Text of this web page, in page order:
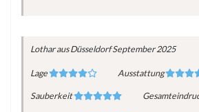
Lotharaus DüsseldorfSeptember 2025
Lage Ausstattung
Sauberkeit